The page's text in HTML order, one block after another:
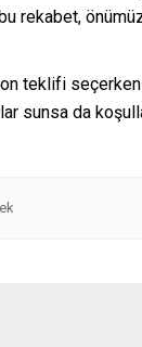
bu rekabet,
teklifi
sunsa da